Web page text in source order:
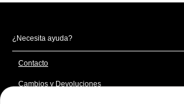
¿Necesita ayuda?
Contacto
Cambios y Devoluciones